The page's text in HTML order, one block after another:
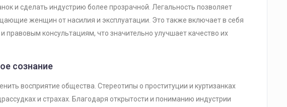
и сделать индустрию более прозрачной. Легальность позволяет
женщин от насилия и эксплуатации. Это также включает в себя
правовым консультациям, что значительно улучшает качество их
сознание
восприятие общества. Стереотипы о проституции и куртизанках
и страхах. Благодаря открытости и пониманию индустрии